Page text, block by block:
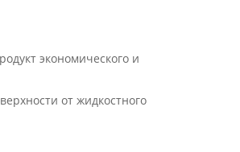
экономического и
от жидкостного